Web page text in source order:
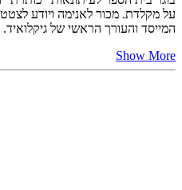
על מקלדת. מכור לאנימה ויודע
המייסד והעורך הראשי של גיקלואיד.
Show More